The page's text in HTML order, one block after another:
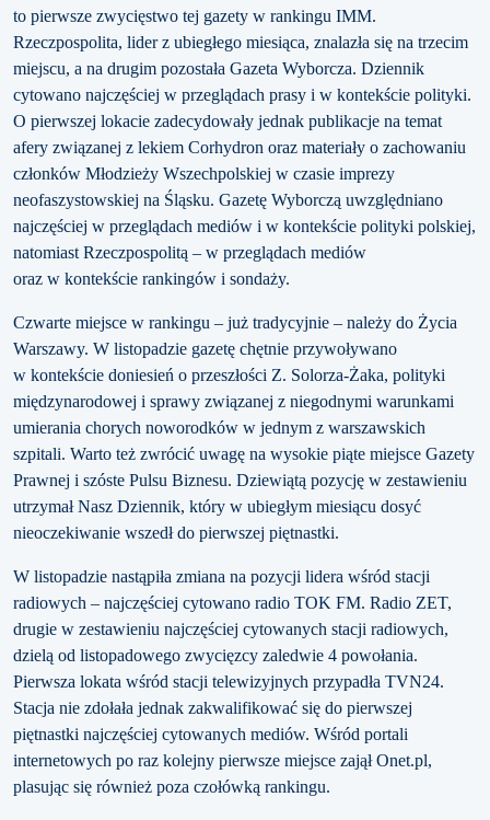
to pierwsze zwycięstwo tej gazety w rankingu IMM.
Rzeczpospolita, lider z ubiegłego miesiąca, znalazła się na trzecim
miejscu, a na drugim pozostała Gazeta Wyborcza. Dziennik
cytowano najczęściej w przeglądach prasy i w kontekście polityki.
O pierwszej lokacie zadecydowały jednak publikacje na temat
afery związanej z lekiem Corhydron oraz materiały o zachowaniu
członków Młodzieży Wszechpolskiej w czasie imprezy
neofaszystowskiej na Śląsku. Gazetę Wyborczą uwzględniano
najczęściej w przeglądach mediów i w kontekście polityki polskiej,
natomiast Rzeczpospolitą – w przeglądach mediów
oraz w kontekście rankingów i sondaży.
Czwarte miejsce w rankingu – już tradycyjnie – należy do Życia
Warszawy. W listopadzie gazetę chętnie przywoływano
w kontekście doniesień o przeszłości Z. Solorza-Żaka, polityki
międzynarodowej i sprawy związanej z niegodnymi warunkami
umierania chorych noworodków w jednym z warszawskich
szpitali. Warto też zwrócić uwagę na wysokie piąte miejsce Gazety
Prawnej i szóste Pulsu Biznesu. Dziewiątą pozycję w zestawieniu
utrzymał Nasz Dziennik, który w ubiegłym miesiącu dosyć
nieoczekiwanie wszedł do pierwszej piętnastki.
W listopadzie nastąpiła zmiana na pozycji lidera wśród stacji
radiowych – najczęściej cytowano radio TOK FM. Radio ZET,
drugie w zestawieniu najczęściej cytowanych stacji radiowych,
dzielą od listopadowego zwycięzcy zaledwie 4 powołania.
Pierwsza lokata wśród stacji telewizyjnych przypadła TVN24.
Stacja nie zdołała jednak zakwalifikować się do pierwszej
piętnastki najczęściej cytowanych mediów. Wśród portali
internetowych po raz kolejny pierwsze miejsce zajął Onet.pl,
plasując się również poza czołówką rankingu.